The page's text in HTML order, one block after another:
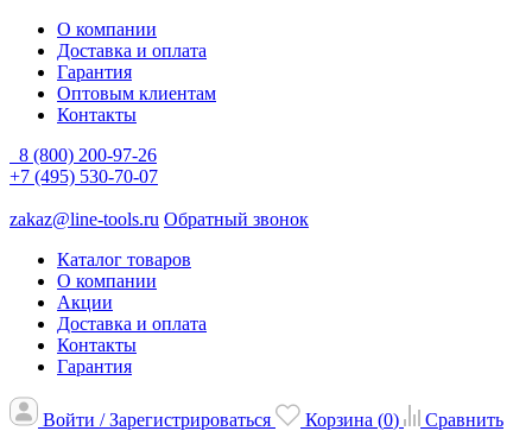
О компании
Доставка и оплата
Гарантия
Оптовым клиентам
Контакты
8 (800) 200-97-26
+7 (495) 530-70-07
zakaz@line-tools.ru Обратный звонок
Каталог товаров
О компании
Акции
Доставка и оплата
Контакты
Гарантия
Войти / Зарегистрироваться Корзина (0)
Сравнить